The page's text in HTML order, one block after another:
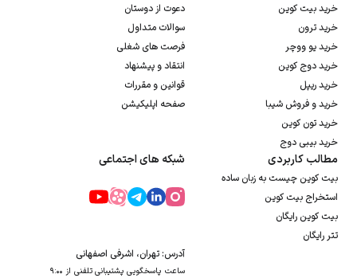
خرید بیت کوین
خرید ترون
خرید یو ووچر
خرید دوج کوین
خرید ریپل
خرید و فروش شیبا
خرید تون کوین
خرید بیبی دوج
دعوت از دوستان
سوالات متداول
فرصت های شغلی
انتقاد و پیشنهاد
قوانین و مقررات
صفحه اپلیکیشن
مطالب کاربردی
بیت کوین چیست به زبان ساده
استخراج بیت کوین
بیت کوین رایگان
تتر رایگان
شبکه های اجتماعی
آدرس: تهران، اشرفی اصفهانی
ساعت پاسخگویی پشتیبانی تلفنی از ۹:۰۰